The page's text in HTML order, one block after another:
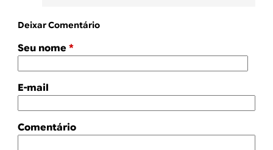
Deixar Comentário
Seu nome *
E-mail
Comentário